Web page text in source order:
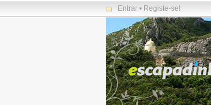
Entrar • Registe-se!